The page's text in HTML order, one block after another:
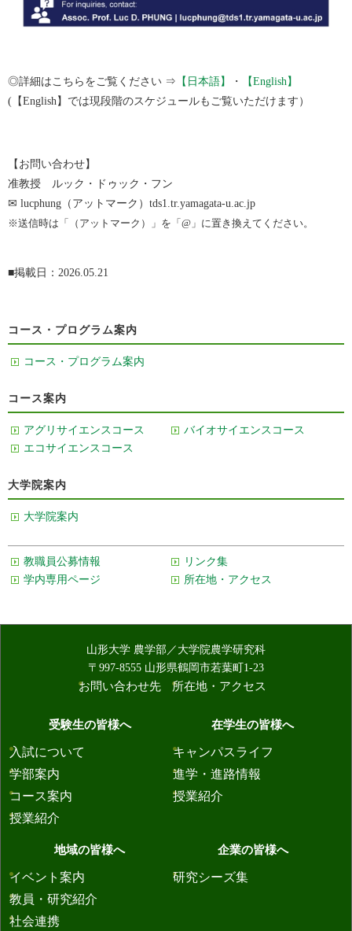
◎詳細はこちらをご覧ください ⇒ 【日本語】 ・
【English】
(【English】では現段階のスケジュールもご覧いただけます）
【お問い合わせ】
准教授 ルック・ドゥック・フン
✉ lucphung（アットマーク）tds1.tr.yamagata-u.ac.jp
※送信時は「（アットマーク）」を「@」に置き換えてください。
■掲載日：2026.05.21
コース・プログラム案内
コース・プログラム案内
コース案内
アグリサイエンスコース
バイオサイエンスコース
エコサイエンスコース
大学院案内
大学院案内
教職員公募情報
リンク集
学内専用ページ
所在地・アクセス
山形大学 農学部／大学院農学研究科
〒997-8555 山形県鶴岡市若葉町1-23
お問い合わせ先
所在地・アクセス
受験生の皆様へ
入試について
学部案内
コース案内
授業紹介
在学生の皆様へ
キャンパスライフ
進学・進路情報
授業紹介
地域の皆様へ
イベント案内
教員・研究紹介
社会連携
企業の皆様へ
研究シーズ集